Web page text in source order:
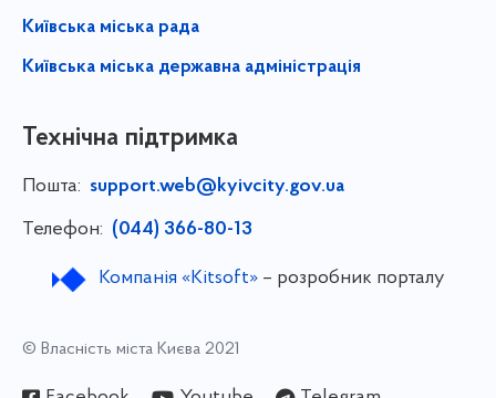
Київська міська рада
Київська міська державна адміністрація
Технічна підтримка
Пошта: support.web@kyivcity.gov.ua
Телефон: (044) 366-80-13
Компанія «Kitsoft»– розробник порталу
© Власність міста Києва 2021